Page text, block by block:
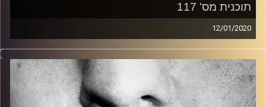
תוכנית מס' 117
12/01/2020
זיפים, מוזיקה מחוספסת של הופעות חיות. הרבה ג'אם, רוק,
בלוז, bluegrass, ג'אז, Fאנק, פרוגרסיב ואפילו אלקטרוניקה.
כל מה שחי, אמיתי ונושם.
עם שמוליק רגב.